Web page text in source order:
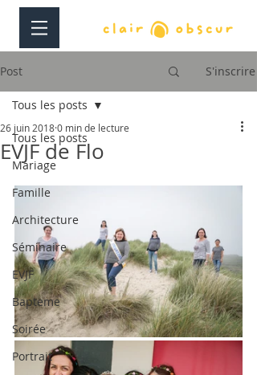
Post S'inscrire
Tous les posts
Mariage
Famille
Architecture
Séminaire
EVJF
Bapteme
Soirée
Portrait
Tous les posts
EVJF de Flo
26 juin 20180 min de lecture